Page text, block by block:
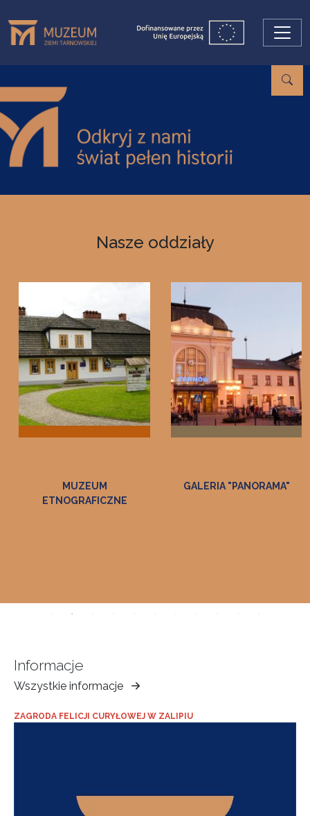
Nasze oddziały
GALERIA "PANORAMA"
ZAGRODA FELICJI
Informacje
Wszystkie informacje
Muzeum
Ziemi
Tarnowskiej
ZAGRODA FELICJI CURYŁOWEJ W ZALIPIU